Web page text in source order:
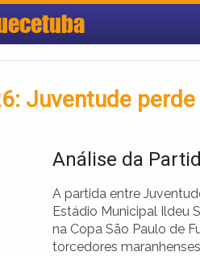
Juventude
Análise da
A partida entre
Estádio Municipal Ildeu
na Copa São Paulo de
torcedores